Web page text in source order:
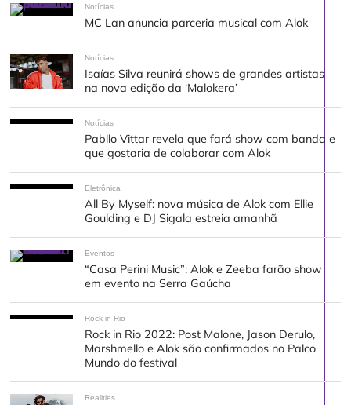
Notícias
MC Lan anuncia parceria musical com Alok
Notícias
Isaías Silva reunirá shows de grandes artistas
na nova edição da ‘Malokera’
Notícias
Pabllo Vittar revela que fará show com banda e
que gostaria de colaborar com Alok
Eletrônica
All By Myself: nova música de Alok com Ellie
Goulding e DJ Sigala estreia amanhã
Eventos
“Casa Perini Music”: Alok e Zeeba farão show
em evento na Serra Gaúcha
Rock in Rio
Rock in Rio 2022: Post Malone, Jason Derulo,
Marshmello e Alok são confirmados no Palco
Mundo do festival
Realities